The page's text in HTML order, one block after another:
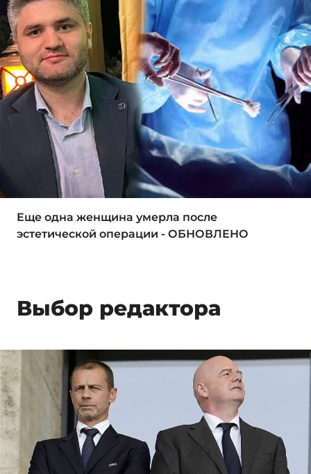
Еще одна женщина умерла после
эстетической операции - ОБНОВЛЕНО
Выбор редактора